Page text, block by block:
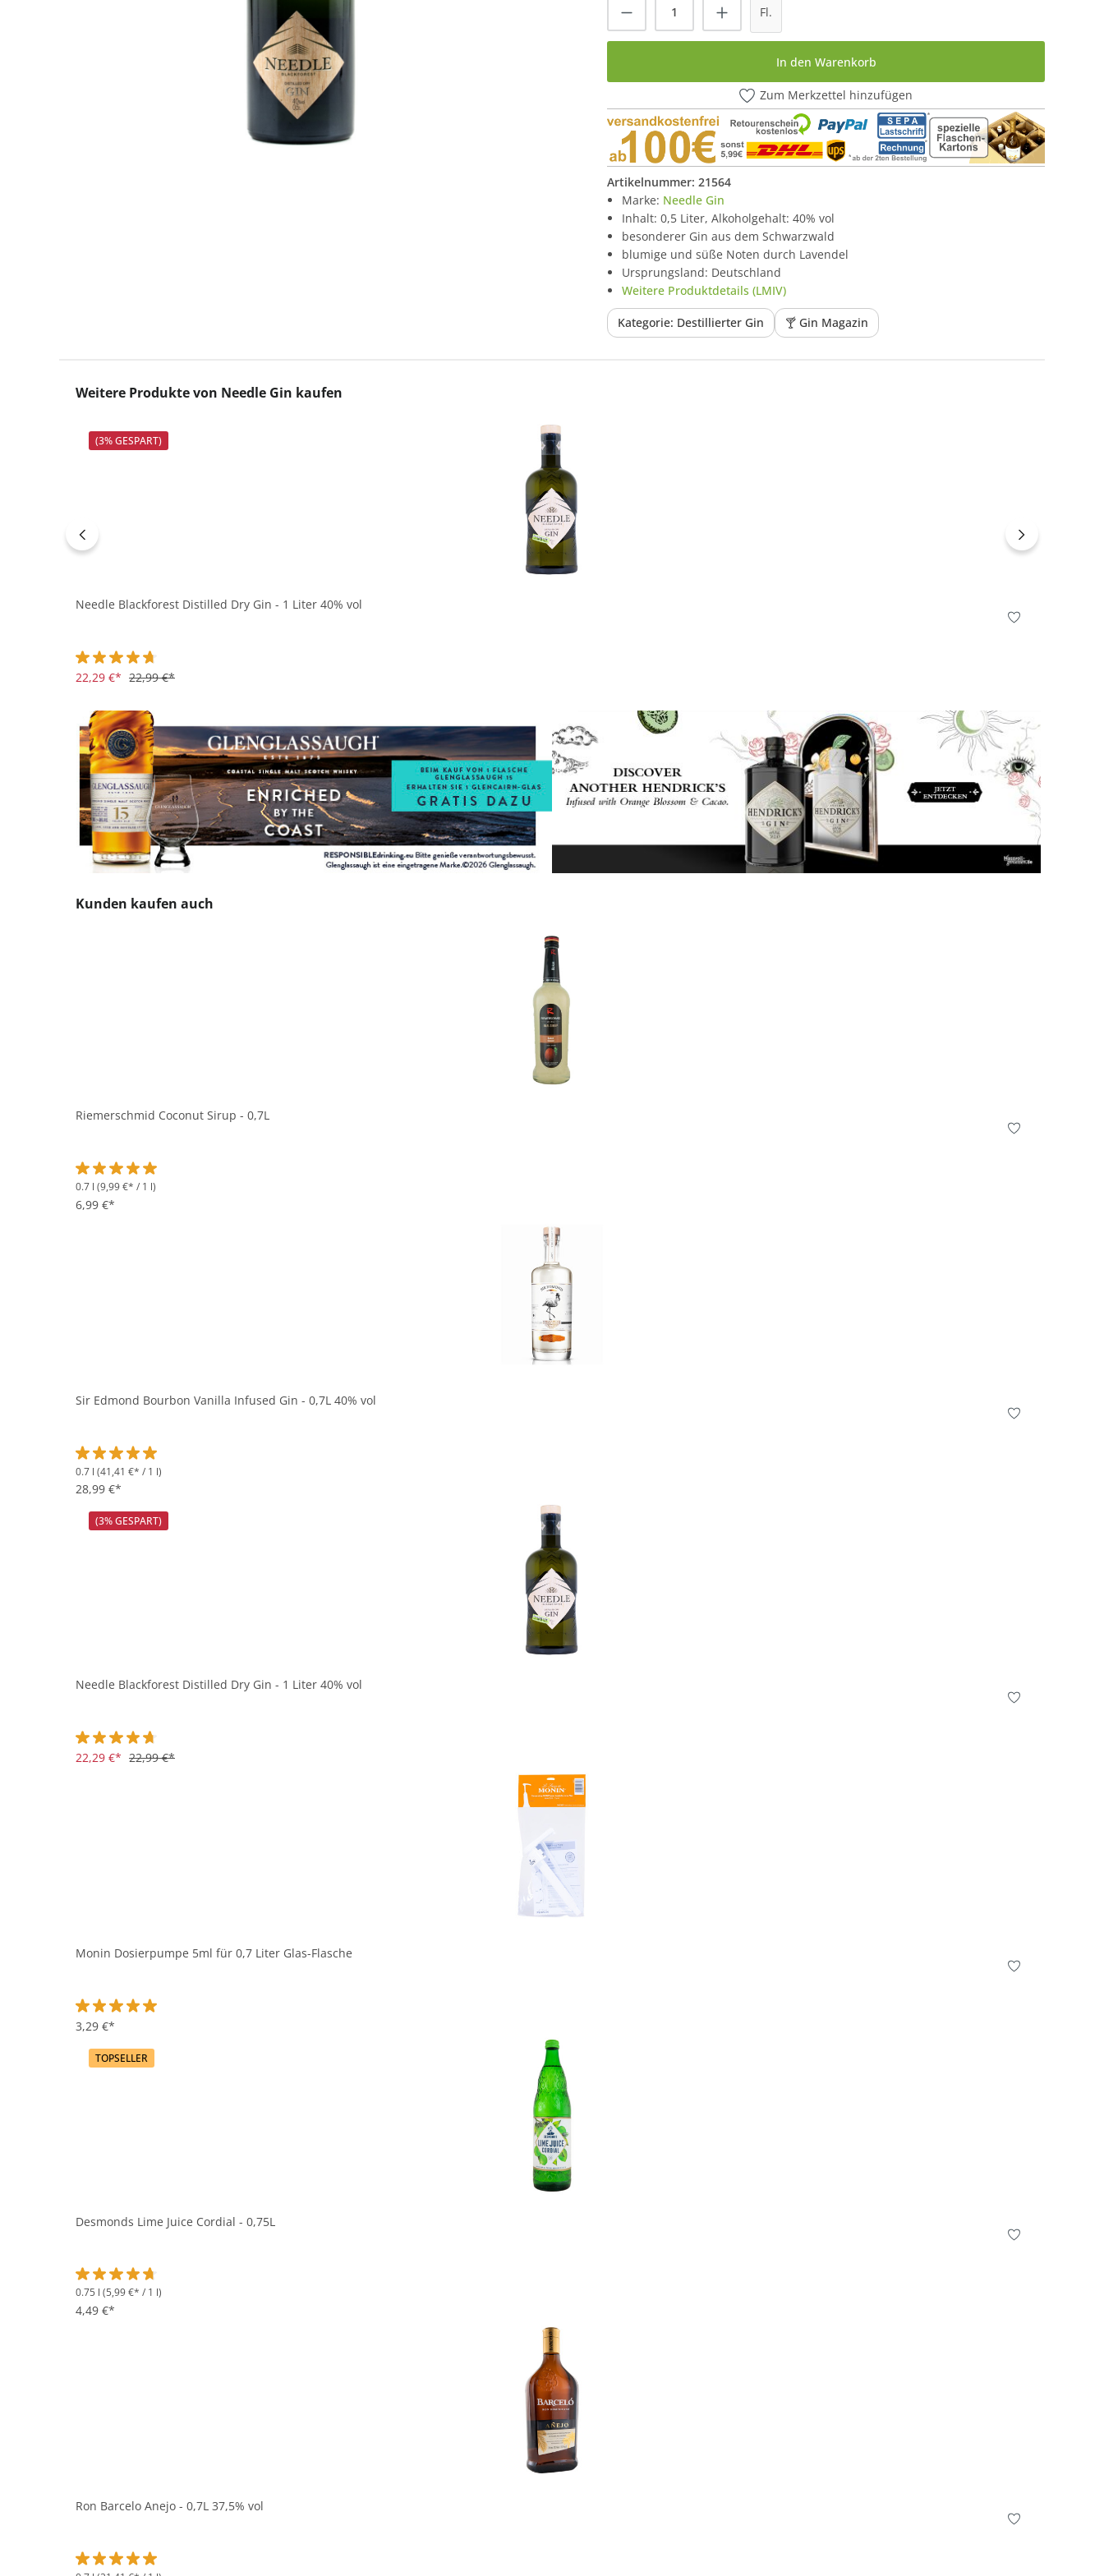
Produkt Anzahl: Gib den gewünschten Wert ein
Fl.
In den Warenkorb
Zum Merkzettel hinzufügen
Artikelnummer: 21564
Marke: Needle Gin
Inhalt: 0,5 Liter, Alkoholgehalt: 40% vol
besonderer Gin aus dem Schwarzwald
blumige und süße Noten durch Lavendel
Ursprungsland: Deutschland
Weitere Produktdetails (LMIV)
Kategorie: Destillierter Gin 🍸 Gin Magazin
Produktgalerie überspringen
Weitere Produkte von Needle Gin kaufen
(3% GESPART)
Needle Blackforest Distilled Dry Gin - 1 Liter 40% vol
Durchschnittliche Bewertung von 4.6 von 5 Sternen
22,29 €* 22,99 €*
In den Korb
Produktgalerie überspringen
Kunden kaufen auch
Riemerschmid Coconut Sirup - 0,7L
Durchschnittliche Bewertung von 5 von 5 Sternen
0.7 l (9,99 €* / 1 l)
6,99 €*
In den Korb
Sir Edmond Bourbon Vanilla Infused Gin - 0,7L 40% vol
Durchschnittliche Bewertung von 5 von 5 Sternen
0.7 l (41,41 €* / 1 l)
28,99 €*
In den Korb
(3% GESPART)
Needle Blackforest Distilled Dry Gin - 1 Liter 40% vol
Durchschnittliche Bewertung von 4.6 von 5 Sternen
22,29 €* 22,99 €*
In den Korb
Monin Dosierpumpe 5ml für 0,7 Liter Glas-Flasche
Durchschnittliche Bewertung von 5 von 5 Sternen
3,29 €*
In den Korb
TOPSELLER
Desmonds Lime Juice Cordial - 0,75L
Durchschnittliche Bewertung von 4.8 von 5 Sternen
0.75 l (5,99 €* / 1 l)
4,49 €*
In den Korb
Ron Barcelo Anejo - 0,7L 37,5% vol
In den Korb